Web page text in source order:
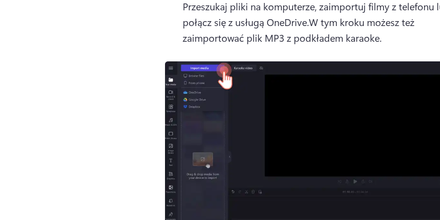
Przeszukaj pliki na komputerze, zaimportuj filmy z telefonu
połącz się z usługą OneDrive.W tym kroku możesz też
zaimportować plik MP3 z podkładem karaoke.